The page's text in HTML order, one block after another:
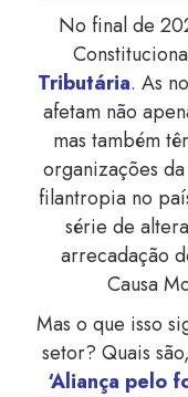
No final de
Tributária. As
afetam não
mas também
organizações
filantropia no
série de
arrecadação
Causa
Mas o que isso
setor? Quais
‘Aliança pelo